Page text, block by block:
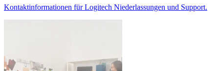
Kontaktinformationen für Logitech Niederlassungen und Support.